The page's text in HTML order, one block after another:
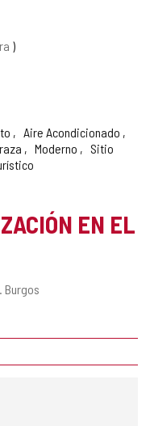
Aire Acondicionado
Moderno
Sitio
EN EL
Burgos